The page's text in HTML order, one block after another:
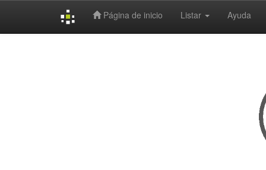
Página de inicio Listar Ayuda